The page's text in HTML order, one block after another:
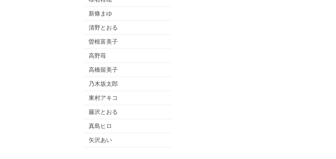
新條まゆ
清野とおる
曽根富美子
高野苺
高橋留美子
乃木坂太郎
東村アキコ
藤沢とおる
真島ヒロ
矢沢あい